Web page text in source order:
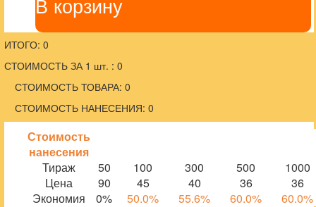
ИТОГО: 0
СТОИМОСТЬ ЗА 1 шт. : 0
СТОИМОСТЬ ТОВАРА: 0
СТОИМОСТЬ НАНЕСЕНИЯ: 0
Стоимость
нанесения
Тираж
50 100 300 500
1000
Цена
90 45 40 36
36
Экономия
0% 50.0% 55.6% 60.0% 60.0%